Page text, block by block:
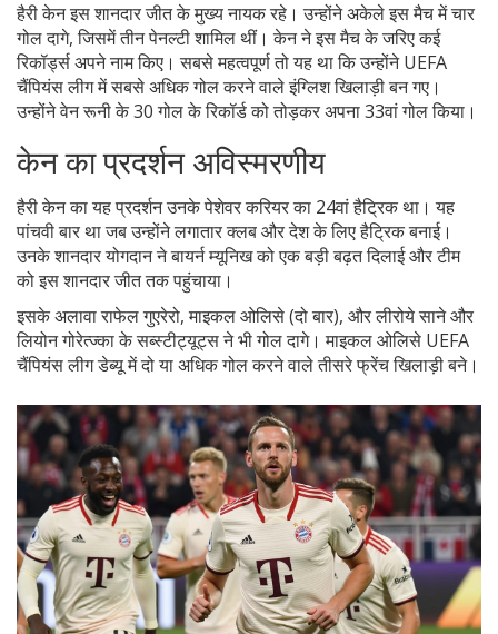
हैरी केन इस शानदार जीत के मुख्य नायक रहे। उन्होंने अकेले इस मैच में चार
गोल दागे, जिसमें तीन पेनल्टी शामिल थीं। केन ने इस मैच के जरिए कई
रिकॉर्ड्स अपने नाम किए। सबसे महत्वपूर्ण तो यह था कि उन्होंने UEFA
चैंपियंस लीग में सबसे अधिक गोल करने वाले इंग्लिश खिलाड़ी बन गए।
उन्होंने वेन रूनी के 30 गोल के रिकॉर्ड को तोड़कर अपना 33वां गोल किया।
केन का प्रदर्शन अविस्मरणीय
हैरी केन का यह प्रदर्शन उनके पेशेवर करियर का 24वां हैट्रिक था। यह
पांचवी बार था जब उन्होंने लगातार क्लब और देश के लिए हैट्रिक बनाई।
उनके शानदार योगदान ने बायर्न म्यूनिख को एक बड़ी बढ़त दिलाई और टीम
को इस शानदार जीत तक पहुंचाया।
इसके अलावा राफेल गुएरेरो, माइकल ओलिसे (दो बार), और लीरोये साने और
लियोन गोरेत्ज्का के सब्स्टीट्यूट्स ने भी गोल दागे। माइकल ओलिसे UEFA
चैंपियंस लीग डेब्यू में दो या अधिक गोल करने वाले तीसरे फ्रेंच खिलाड़ी बने।